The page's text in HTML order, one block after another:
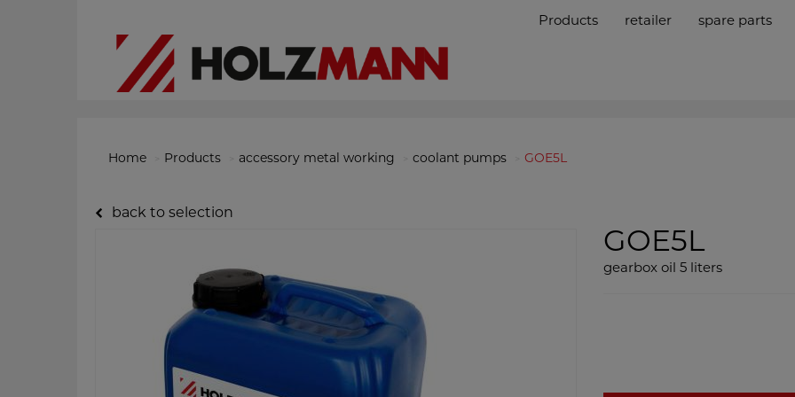
Products retailer spare parts
Home Products accessory metal working coolant pumps GOE5L
back to selection
GOE5L
gearbox oil 5 liters